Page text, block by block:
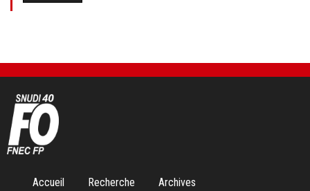
Aller
Accueil Recherche Archives